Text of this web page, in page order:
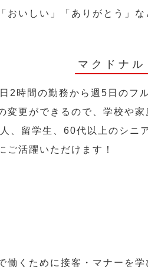
おいしい」「ありがとう」
マクドナ
2時間の勤務から週5日のフ
変更ができるので、学校や
、留学生、60代以上のシニ
ご活躍いただけます！
働くために接客・マナーを